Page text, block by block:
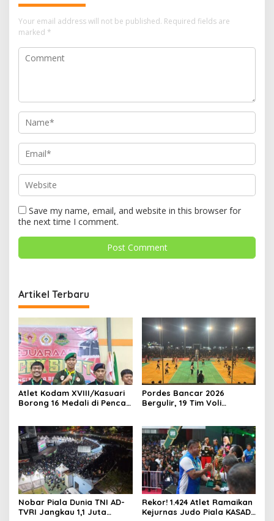
Your email address will not be published. Required fields are
marked *
Save my name, email, and website in this browser for
the next time I comment.
Artikel Terbaru
Atlet Kodam XVIII/Kasuari
Borong 16 Medali di Pencak
Pordes Bancar 2026
Bergulir, 19 Tim Voli
Nobar Piala Dunia TNI AD-
TVRI Jangkau 1,1 Juta
Rekor! 1.424 Atlet Ramaikan
Kejurnas Judo Piala KASAD